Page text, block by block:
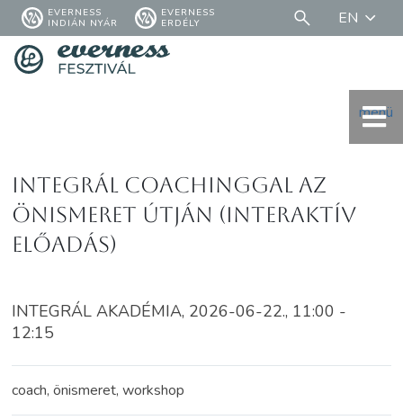
EVERNESS
INDIÁN NYÁR
EVERNESS
ERDÉLY
EN
menü
Integrál coachinggal az
önismeret útján (Interaktív
előadás)
INTEGRÁL AKADÉMIA, 2026-06-22., 11:00 -
12:15
coach, önismeret, workshop